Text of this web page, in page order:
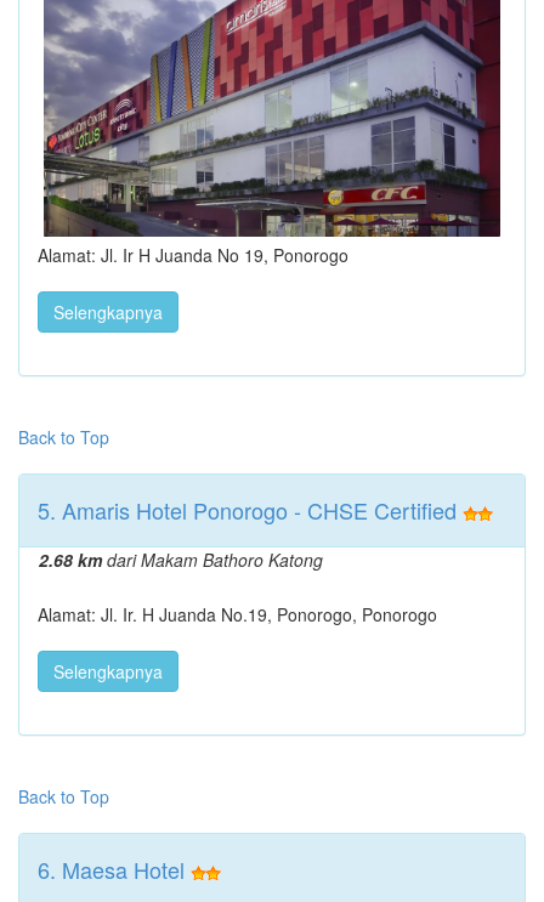
Alamat: Jl. Ir H Juanda No 19, Ponorogo
Selengkapnya
Back to Top
5. Amaris Hotel Ponorogo - CHSE Certified
2.68 kmdari Makam Bathoro Katong
Alamat: Jl. Ir. H Juanda No.19, Ponorogo, Ponorogo
Selengkapnya
Back to Top
6. Maesa Hotel